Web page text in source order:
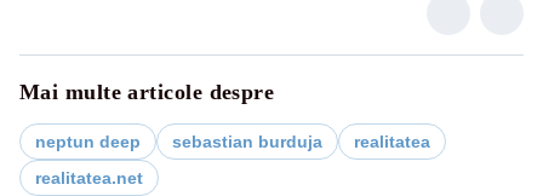
Mai multe articole despre
neptun deep sebastian burduja
realitatea
realitatea.net